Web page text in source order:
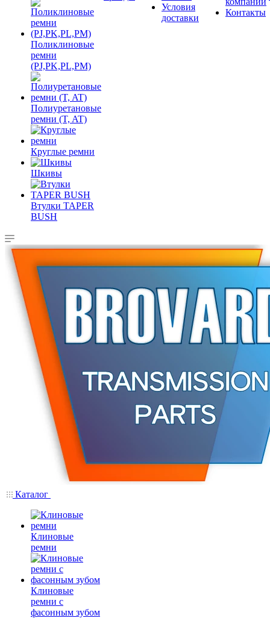
Поликлиновые
ремни
(PJ,PK,PL,PM)
Полиуретановые
ремни (T, AT)
Круглые ремни
Шкивы
Втулки TAPER
BUSH
Условия
доставки
Контакты
Каталог
Клиновые
ремни
Клиновые
ремни с
фасонным зубом